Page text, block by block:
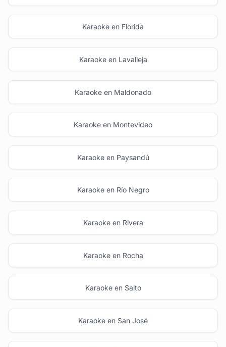
Karaoke en Florida
Karaoke en Lavalleja
Karaoke en Maldonado
Karaoke en Montevideo
Karaoke en Paysandú
Karaoke en Río Negro
Karaoke en Rivera
Karaoke en Rocha
Karaoke en Salto
Karaoke en San José